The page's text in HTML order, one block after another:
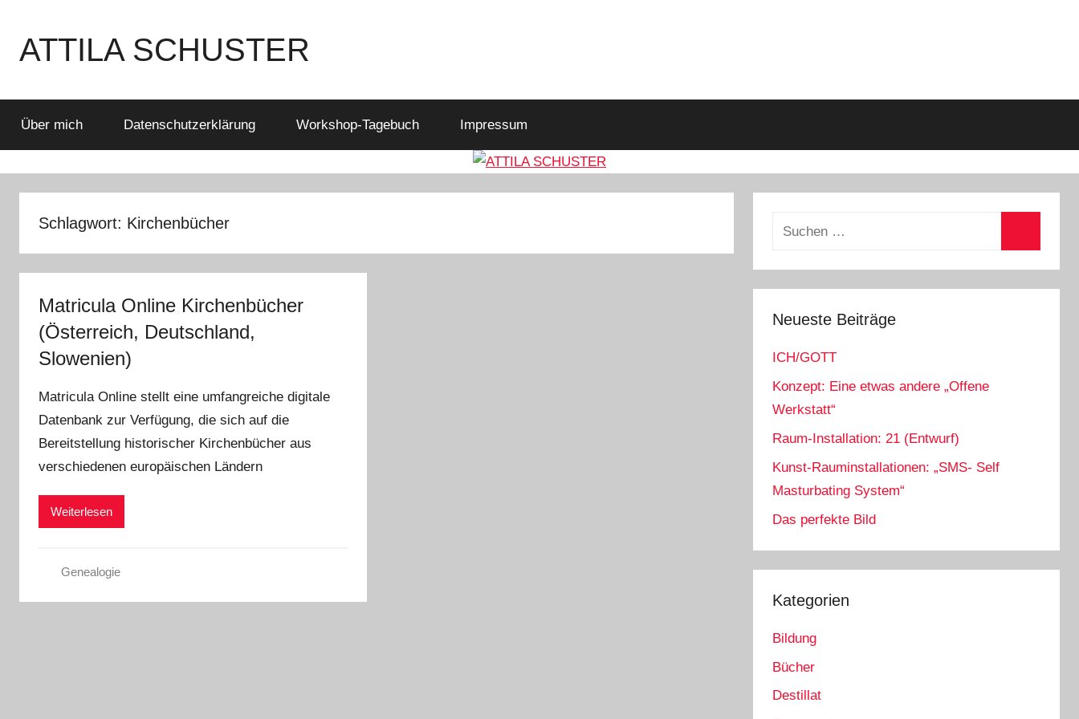
springen
ATTILA SCHUSTER
bleibt
spannend
Über mich Datenschutzerklärung Workshop-Tagebuch Impressum
Schlagwort: Kirchenbücher
Matricula Online Kirchenbücher
(Österreich, Deutschland,
Slowenien)
Matricula Online stellt eine umfangreiche digitale
Datenbank zur Verfügung, die sich auf die
Bereitstellung historischer Kirchenbücher aus
verschiedenen europäischen Ländern
Weiterlesen
Genealogie
Suchen
Neueste Beiträge
ICH/GOTT
Konzept: Eine etwas andere „Offene
Werkstatt“
Raum-Installation: 21 (Entwurf)
Kunst-Rauminstallationen: „SMS- Self
Masturbating System“
Das perfekte Bild
Kategorien
Bildung
Bücher
Destillat